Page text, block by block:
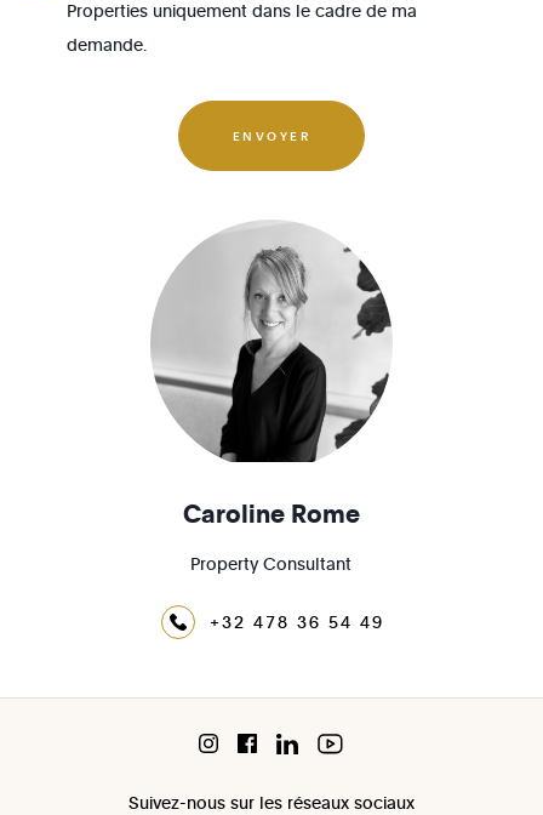
1180 - Uccle
1200 - Woluwé-St-Lambert
1210 - St-Josse-ten-Noode
Properties uniquement dans le cadre de ma
demande.
ENVOYER
Caroline Rome
Property Consultant
+32 478 36 54 49
Suivez-nous sur les réseaux sociaux